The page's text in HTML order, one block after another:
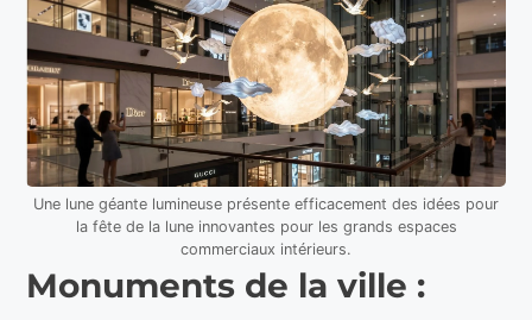
Une lune géante lumineuse présente efficacement des idées pour
la fête de la lune innovantes pour les grands espaces
commerciaux intérieurs.
Monuments de la ville :